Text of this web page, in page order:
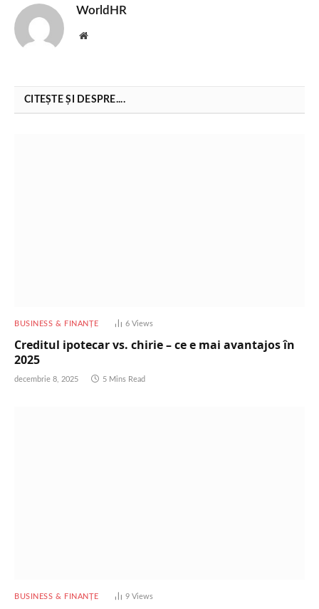
WorldHR
Website
CITEȘTE ȘI DESPRE....
BUSINESS & FINANȚE 6 Views
Creditul ipotecar vs. chirie – ce e mai avantajos în
2025
decembrie 8, 2025 5 Mins Read
BUSINESS & FINANȚE 9 Views